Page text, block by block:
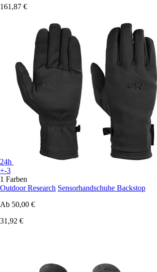
161,87 €
24h
+-3
1 Farben
Outdoor Research Sensorhandschuhe Backstop
Ab 50,00 €
31,92 €